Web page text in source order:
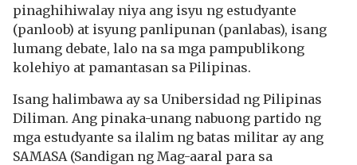
pinaghihiwalay niya ang isyu ng estudyante
(panloob) at isyung panlipunan (panlabas), isang
lumang debate, lalo na sa mga pampublikong
kolehiyo at pamantasan sa Pilipinas.
Isang halimbawa ay sa Unibersidad ng Pilipinas
Diliman. Ang pinaka-unang nabuong partido ng
mga estudyante sa ilalim ng batas militar ay ang
SAMASA (Sandigan ng Mag-aaral para sa